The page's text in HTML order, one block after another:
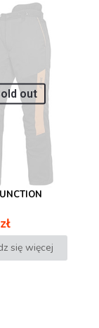
out
zł
się więcej